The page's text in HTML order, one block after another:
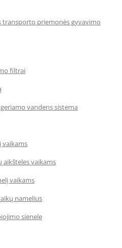
priemonės gyvavimo
filtrai
vandens sistema
vaikams
aikšteles vaikams
vaikams
namelius
sienelę